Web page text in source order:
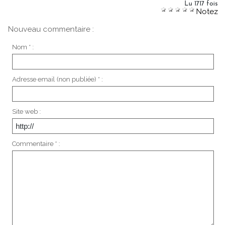
Lu 1717 fois
Notez
Nouveau commentaire :
Nom * :
Adresse email (non publiée) * :
Site web :
Commentaire * :